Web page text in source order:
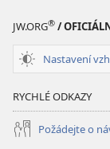
JW.ORG® /
Nastavení
RYCHLÉ ODKAZY
Požádejte o